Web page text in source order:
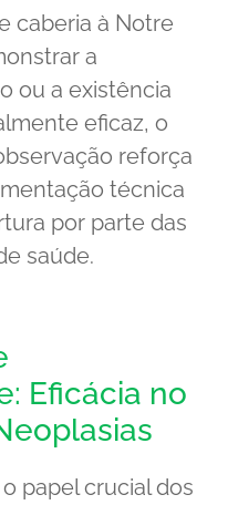
caberia à Notre
a
ou a existência
eficaz, o
reforça
técnica
por parte das
saúde.
Eficácia no
papel crucial dos